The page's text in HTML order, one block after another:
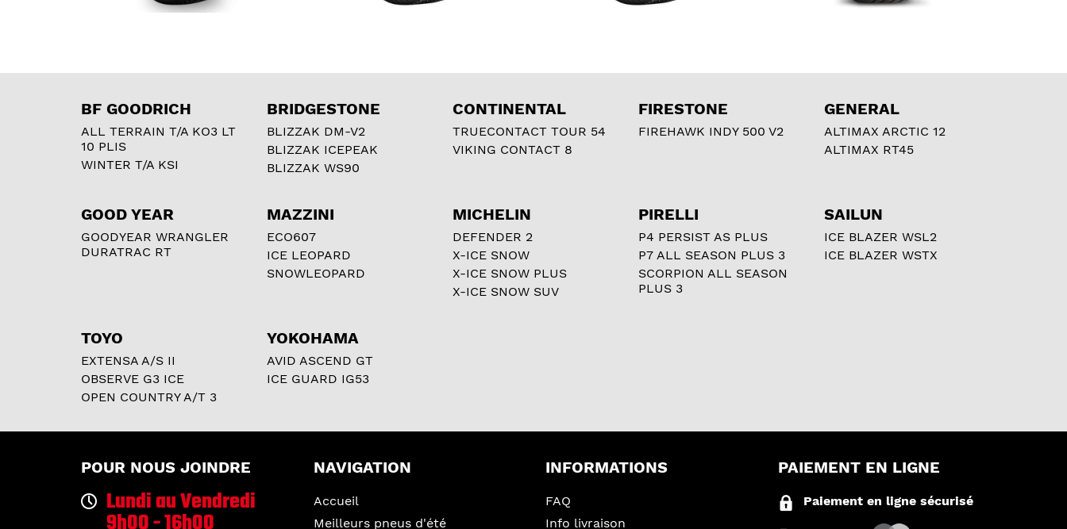
BF GOODRICH
ALL TERRAIN T/A KO3 LT
10 PLIS
WINTER T/A KSI
BRIDGESTONE
BLIZZAK DM-V2
BLIZZAK ICEPEAK
BLIZZAK WS90
CONTINENTAL
TRUECONTACT TOUR 54
VIKING CONTACT 8
FIRESTONE
FIREHAWK INDY 500 V2
GENERAL
ALTIMAX ARCTIC 12
ALTIMAX RT45
GOOD YEAR
GOODYEAR WRANGLER
DURATRAC RT
MAZZINI
ECO607
ICE LEOPARD
SNOWLEOPARD
MICHELIN
DEFENDER 2
X-ICE SNOW
X-ICE SNOW PLUS
X-ICE SNOW SUV
PIRELLI
P4 PERSIST AS PLUS
P7 ALL SEASON PLUS 3
SCORPION ALL SEASON
PLUS 3
SAILUN
ICE BLAZER WSL2
ICE BLAZER WSTX
TOYO
EXTENSA A/S II
OBSERVE G3 ICE
OPEN COUNTRY A/T 3
YOKOHAMA
AVID ASCEND GT
ICE GUARD IG53
POUR NOUS JOINDRE
Lundi au Vendredi
NAVIGATION
Accueil
Meilleurs pneus d'été
INFORMATIONS
FAQ
Info livraison
PAIEMENT EN LIGNE
Paiement en ligne sécurisé